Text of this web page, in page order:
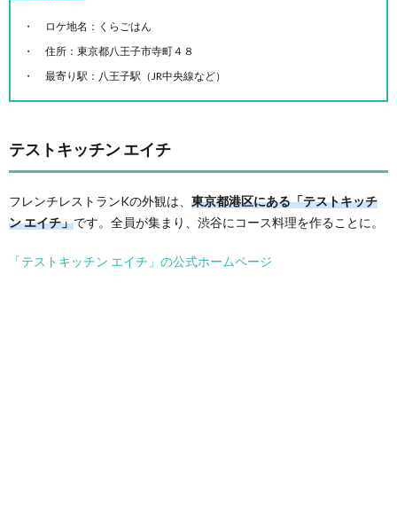
ロケ地名：くらごはん
住所：東京都八王子市寺町４８
最寄り駅：八王子駅（JR中央線など）
テストキッチン エイチ
フレンチレストランKの外観は、 東京都港区にある「テストキッチ
ン エイチ」です。全員が集まり、渋谷にコース料理を作ることに。
「テストキッチン エイチ」の公式ホームページ